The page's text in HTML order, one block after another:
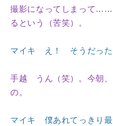
撮影になってしまって
るという（苦笑）。
マイキ え！ そうだった
手越 うん（笑）。今朝、
の。
マイキ 僕あれてっきり最